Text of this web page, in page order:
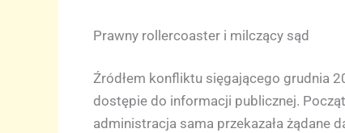
Prawny rollercoaster i milczący sąd
Źródłem konfliktu sięgającego grudnia
dostępie do informacji publicznej.
administracja sama przekazała żądane